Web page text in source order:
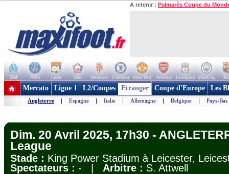
A retenir : Palmarès Coupe du
OM PSG Lyon Lille Monaco Chelsea Man Utd Arsenal Liverpool ManCity
+ de clubs
Mercato Ligue 1 L2/Coupes Etranger Coupe d'Europe Les
Angleterre | Espagne | Italie | Allemagne | Belgique | Pays-Bas
Dim. 20 Avril 2025, 17h30 -
League
Stade : King Power Stadium à Leicester,
Spectateurs : - | Arbitre : S. Attwell